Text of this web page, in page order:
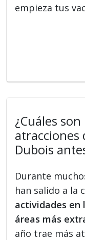
empieza tus
¿Cuáles
atracciones
Dubois
Durante
han salido a la
actividades en
áreas más
año trae más